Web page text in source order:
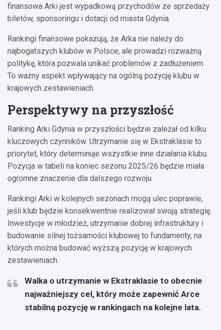
finansowa Arki jest wypadkową przychodów ze sprzedaży
biletów, sponsoringu i dotacji od miasta Gdynia.
Rankingi finansowe pokazują, że Arka nie należy do
najbogatszych klubów w Polsce, ale prowadzi rozważną
politykę, która pozwala unikać problemów z zadłużeniem.
To ważny aspekt wpływający na ogólną pozycję klubu w
krajowych zestawieniach.
Perspektywy na przyszłość
Ranking Arki Gdynia w przyszłości będzie zależał od kilku
kluczowych czynników. Utrzymanie się w Ekstraklasie to
priorytet, który determinuje wszystkie inne działania klubu.
Pozycja w tabeli na koniec sezonu 2025/26 będzie miała
ogromne znaczenie dla dalszego rozwoju.
Rankingi Arki w kolejnych sezonach mogą ulec poprawie,
jeśli klub będzie konsekwentnie realizował swoją strategię.
Inwestycje w młodzież, utrzymanie dobrej infrastruktury i
budowanie silnej tożsamości klubowej to fundamenty, na
których można budować wyższą pozycję w krajowych
zestawieniach.
Walka o utrzymanie w Ekstraklasie to obecnie
najważniejszy cel, który może zapewnić Arce
stabilną pozycję w rankingach na kolejne lata.